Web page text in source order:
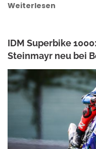
Weiterlesen
IDM Superbike
Steinmayr neu bei
ANKE WIECZOREK